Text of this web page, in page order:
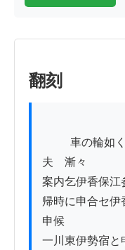
翻刻
夫ゟ漸々
案内乞伊香保江
帰時に申合セ伊
申候
一川東伊勢宿と